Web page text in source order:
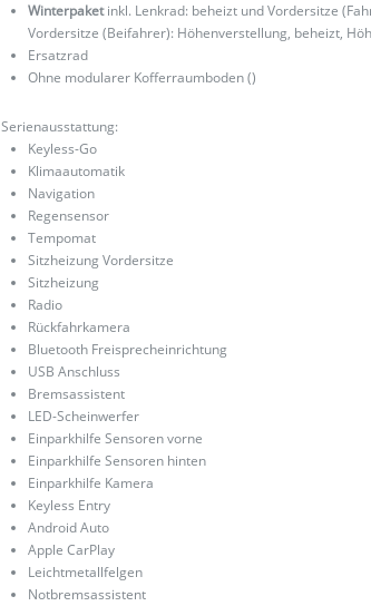
Winterpaketinkl. Lenkrad: beheizt und Vordersitze
Vordersitze (Beifahrer): Höhenverstellung, beheizt,
Ersatzrad
Ohne modularer Kofferraumboden ()
Serienausstattung:
Keyless-Go
Klimaautomatik
Navigation
Regensensor
Tempomat
Sitzheizung Vordersitze
Sitzheizung
Radio
Rückfahrkamera
Bluetooth Freisprecheinrichtung
USB Anschluss
Bremsassistent
LED-Scheinwerfer
Einparkhilfe Sensoren vorne
Einparkhilfe Sensoren hinten
Einparkhilfe Kamera
Keyless Entry
Android Auto
Apple CarPlay
Leichtmetallfelgen
Notbremsassistent